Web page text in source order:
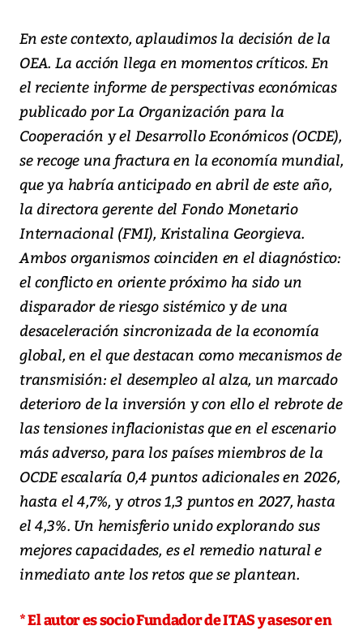
En este contexto, aplaudimos la decisión de la
OEA. La acción llega en momentos críticos. En
el reciente informe de perspectivas económicas
publicado por La Organización para la
Cooperación y el Desarrollo Económicos (OCDE),
se recoge una fractura en la economía mundial,
que ya habría anticipado en abril de este año,
la directora gerente del Fondo Monetario
Internacional (FMI), Kristalina Georgieva.
Ambos organismos coinciden en el diagnóstico:
el conflicto en oriente próximo ha sido un
disparador de riesgo sistémico y de una
desaceleración sincronizada de la economía
global, en el que destacan como mecanismos de
transmisión: el desempleo al alza, un marcado
deterioro de la inversión y con ello el rebrote de
las tensiones inflacionistas que en el escenario
más adverso, para los países miembros de la
OCDE escalaría 0,4 puntos adicionales en 2026,
hasta el 4,7%, y otros 1,3 puntos en 2027, hasta
el 4,3%. Un hemisferio unido explorando sus
mejores capacidades, es el remedio natural e
inmediato ante los retos que se plantean.
* El autor es socio Fundador de ITAS y asesor en